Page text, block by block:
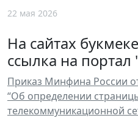
22 мая 2026
На сайтах
ссылка на
Приказ Минфина России
“Об определении
телекоммуникационной